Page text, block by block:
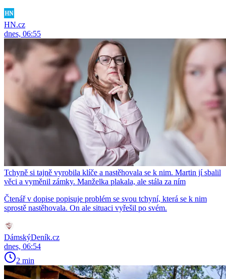
HN.cz
dnes, 06:55
Tchyně si tajně vyrobila klíče a nastěhovala se k nim. Martin jí sbalil
věci a vyměnil zámky. Manželka plakala, ale stála za ním
Čtenář v dopise popisuje problém se svou tchyní, která se k nim
sprostě nastěhovala. On ale situaci vyřešil po svém.
DámskýDeník.cz
dnes, 06:54
2 min